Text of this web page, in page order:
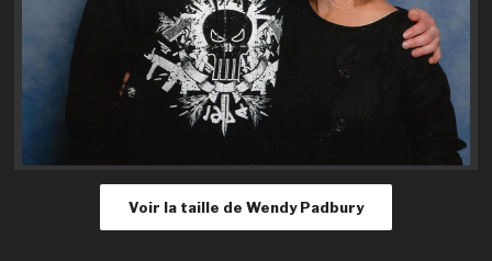
Voir la taille de Wendy Padbury